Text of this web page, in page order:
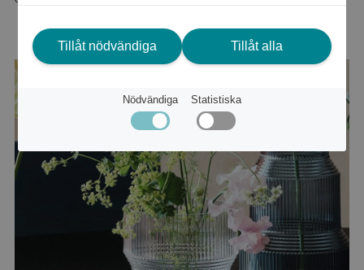
Tillåt nödvändiga Tillåt alla
Nödvändiga Statistiska